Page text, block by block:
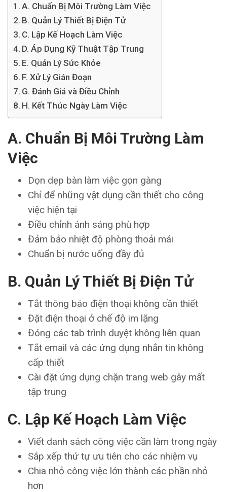
A. Chuẩn Bị Môi Trường Làm Việc
B. Quản Lý Thiết Bị Điện Tử
C. Lập Kế Hoạch Làm Việc
D. Áp Dụng Kỹ Thuật Tập Trung
E. Quản Lý Sức Khỏe
F. Xử Lý Gián Đoạn
G. Đánh Giá và Điều Chỉnh
H. Kết Thúc Ngày Làm Việc
A. Chuẩn Bị Môi Trường Làm
Việc
Dọn dẹp bàn làm việc gọn gàng
Chỉ để những vật dụng cần thiết cho công
việc hiện tại
Điều chỉnh ánh sáng phù hợp
Đảm bảo nhiệt độ phòng thoải mái
Chuẩn bị nước uống đầy đủ
B. Quản Lý Thiết Bị Điện Tử
Tắt thông báo điện thoại không cần thiết
Đặt điện thoại ở chế độ im lặng
Đóng các tab trình duyệt không liên quan
Tắt email và các ứng dụng nhắn tin không
cấp thiết
Cài đặt ứng dụng chặn trang web gây mất
tập trung
C. Lập Kế Hoạch Làm Việc
Viết danh sách công việc cần làm trong ngày
Sắp xếp thứ tự ưu tiên cho các nhiệm vụ
Chia nhỏ công việc lớn thành các phần nhỏ
hơn